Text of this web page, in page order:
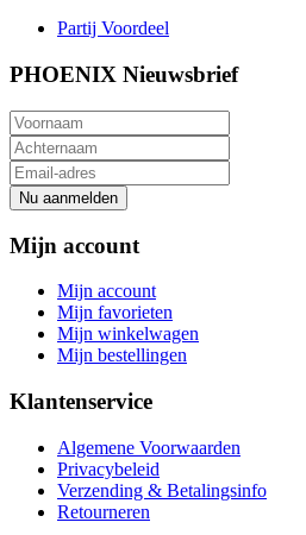
Partij Voordeel
PHOENIX Nieuwsbrief
Nu aanmelden
Mijn account
Mijn account
Mijn favorieten
Mijn winkelwagen
Mijn bestellingen
Klantenservice
Algemene Voorwaarden
Privacybeleid
Verzending & Betalingsinfo
Retourneren